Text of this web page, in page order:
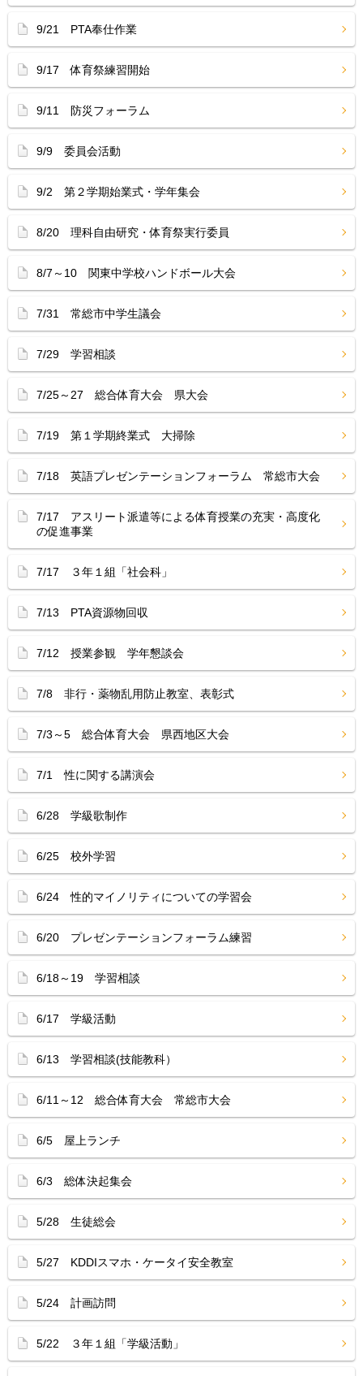
9/21 PTA奉仕作業
9/17 体育祭練習開始
9/11 防災フォーラム
9/9 委員会活動
9/2 第２学期始業式・学年集会
8/20 理科自由研究・体育祭実行委員
8/7～10 関東中学校ハンドボール大会
7/31 常総市中学生議会
7/29 学習相談
7/25～27 総合体育大会 県大会
7/19 第１学期終業式 大掃除
7/18 英語プレゼンテーションフォーラム 常総市大会
7/17 アスリート派遣等による体育授業の充実・高度化
の促進事業
7/17 ３年１組「社会科」
7/13 PTA資源物回収
7/12 授業参観 学年懇談会
7/8 非行・薬物乱用防止教室、表彰式
7/3～5 総合体育大会 県西地区大会
7/1 性に関する講演会
6/28 学級歌制作
6/25 校外学習
6/24 性的マイノリティについての学習会
6/20 プレゼンテーションフォーラム練習
6/18～19 学習相談
6/17 学級活動
6/13 学習相談(技能教科）
6/11～12 総合体育大会 常総市大会
6/5 屋上ランチ
6/3 総体決起集会
5/28 生徒総会
5/27 KDDIスマホ・ケータイ安全教室
5/24 計画訪問
5/22 ３年１組「学級活動」